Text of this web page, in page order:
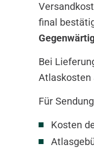
final
Bei
Atlaskosten
Für
Kosten